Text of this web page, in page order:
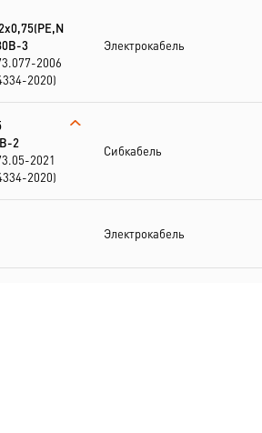
3
2006
2020)
Электрокабель
2
2021
2020)
Сибкабель
Электрокабель